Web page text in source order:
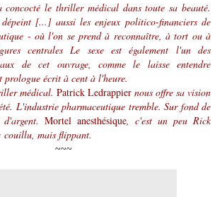
le thriller médical dans toute sa beauté.
dépeint [...] aussi les enjeux politico-financiers de
- où l'on se prend à reconnaître, à tort ou à
centrales Le sexe est également l'un des
de cet ouvrage, comme le laisse entendre
prologue écrit à cent à l'heure.
médical. Patrick Ledrappier nous offre sa vision
L'industrie pharmaceutique tremble. Sur fond de
Mortel anesthésique, c'est un peu Rick
couillu, mais flippant.
~~~